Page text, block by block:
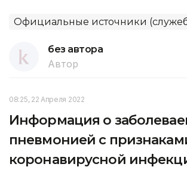
Официальные источники
без автора
Автор
08:25, 22 Апреля 2022
Информация о
пневмонией с
коронавирусной